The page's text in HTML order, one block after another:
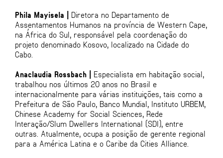
Phila Mayisela | Diretora no Departamento de
Assentamentos Humanos na província de Western Cape,
na África do Sul, responsável pela coordenação do
projeto denominado Kosovo, localizado na Cidade do
Cabo.
Anaclaudia Rossbach | Especialista em habitação social,
trabalhou nos últimos 20 anos no Brasil e
internacionalmente para várias instituições, tais como a
Prefeitura de São Paulo, Banco Mundial, Instituto URBEM,
Chinese Academy for Social Sciences, Rede
Interação/Slum Dwellers International (SDI), entre
outras. Atualmente, ocupa a posição de gerente regional
para a América Latina e o Caribe da Cities Alliance.